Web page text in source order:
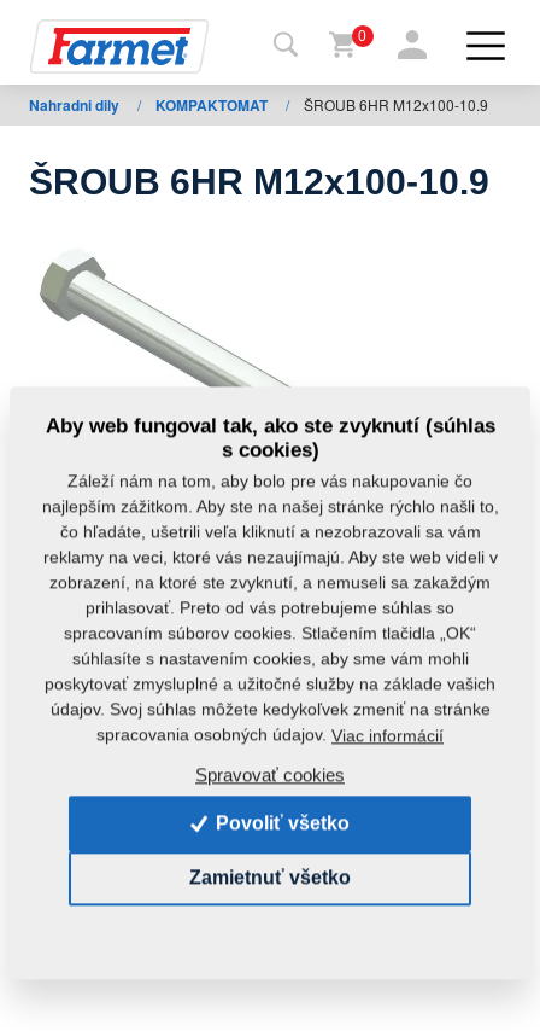
Späť
na
Moje
stiahnutie
0
Nahradni dily / KOMPAKTOMAT / ŠROUB 6HR M12x100-10.9
ŠROUB 6HR M12x100-10.9
Kód produktu: m11598
Tento diel je použiteľný aj pre nasledovné stroje:
0,1070 Kg
Aby web fungoval tak, ako ste zvyknutí (súhlas
s cookies)
Záleží nám na tom, aby bolo pre vás nakupovanie čo
najlepším zážitkom. Aby ste na našej stránke rýchlo našli to,
čo hľadáte, ušetrili veľa kliknutí a nezobrazovali sa vám
reklamy na veci, ktoré vás nezaujímajú. Aby ste web videli v
zobrazení, na ktoré ste zvyknutí, a nemuseli sa zakaždým
prihlasovať. Preto od vás potrebujeme súhlas so
spracovaním súborov cookies. Stlačením tlačidla „OK“
súhlasíte s nastavením cookies, aby sme vám mohli
poskytovať zmysluplné a užitočné služby na základe vašich
údajov. Svoj súhlas môžete kedykoľvek zmeniť na stránke
spracovania osobných údajov. Viac informácií
Spravovať cookies
Povoliť všetko
Zamietnuť všetko